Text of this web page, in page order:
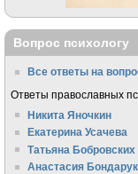
Вопрос психологу
Все ответы на
Ответы православных
Никита Яночкин
Екатерина Усачева
Татьяна Бобровских
Анастасия Бондарук